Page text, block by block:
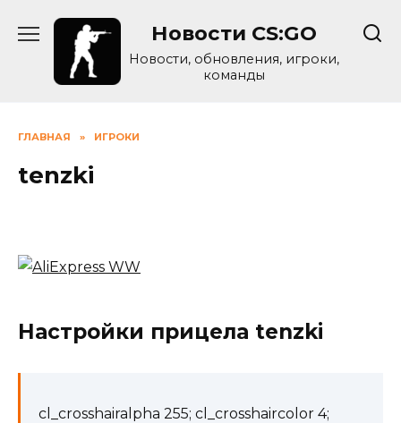
Новости CS:GO
Новости, обновления, игроки,
команды
ГЛАВНАЯ » ИГРОКИ
tenzki
Настройки прицела tenzki
cl_crosshairalpha 255; cl_crosshaircolor 4;